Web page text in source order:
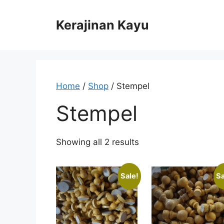
Kerajinan Kayu
Home / Shop / Stempel
Stempel
Showing all 2 results
Sale!